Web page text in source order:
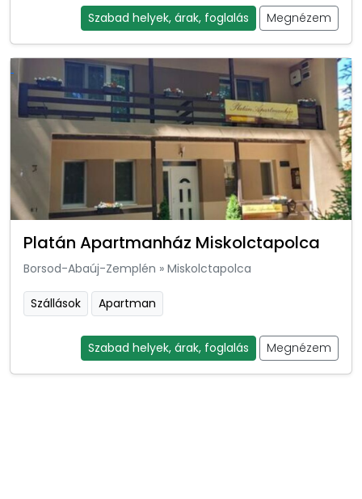
Szabad helyek, árak, foglalás Megnézem
Platán Apartmanház Miskolctapolca
Borsod-Abaúj-Zemplén » Miskolctapolca
Szállások Apartman
Szabad helyek, árak, foglalás Megnézem